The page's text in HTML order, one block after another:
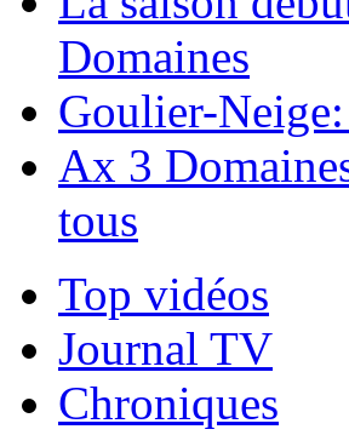
Domaines
Goulier-
Ax 3
tous
Top vidéos
Journal TV
Chroniques